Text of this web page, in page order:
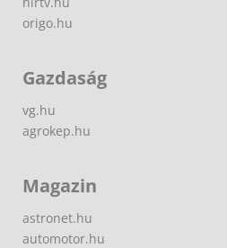
origo.hu
Gazdaság
vg.hu
agrokep.hu
Magazin
astronet.hu
automotor.hu